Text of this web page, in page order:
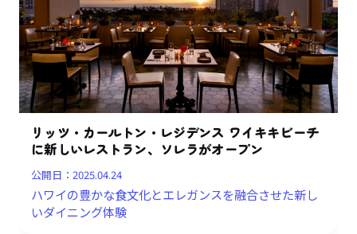
リッツ・カールトン・レジデンス ワイキキビーチ
に新しいレストラン、ソレラがオープン
公開日：2025.04.24
ハワイの豊かな食文化とエレガンスを融合させた新し
いダイニング体験